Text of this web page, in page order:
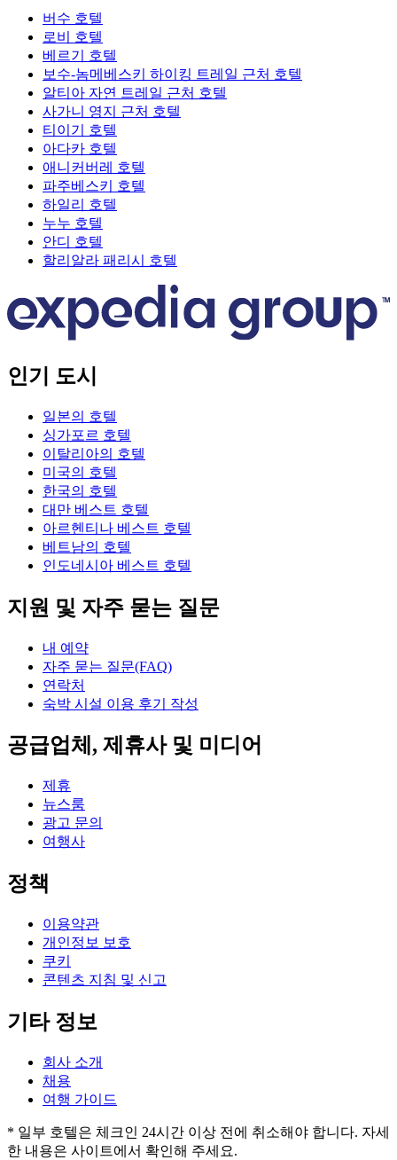
버수 호텔
로비 호텔
베르기 호텔
보수-놈메베스키 하이킹 트레일 근처 호텔
알티아 자연 트레일 근처 호텔
사가니 영지 근처 호텔
티이기 호텔
아다카 호텔
애니커버레 호텔
파주베스키 호텔
하일리 호텔
누누 호텔
안디 호텔
할리알라 패리시 호텔
인기 도시
일본의 호텔
싱가포르 호텔
이탈리아의 호텔
미국의 호텔
한국의 호텔
대만 베스트 호텔
아르헨티나 베스트 호텔
베트남의 호텔
인도네시아 베스트 호텔
지원 및 자주 묻는 질문
내 예약
자주 묻는 질문(FAQ)
연락처
숙박 시설 이용 후기 작성
공급업체, 제휴사 및 미디어
제휴
뉴스룸
광고 문의
여행사
정책
이용약관
개인정보 보호
쿠키
콘텐츠 지침 및 신고
기타 정보
회사 소개
채용
여행 가이드
* 일부 호텔은 체크인 24시간 이상 전에 취소해야 합니다. 자세
한 내용은 사이트에서 확인해 주세요.